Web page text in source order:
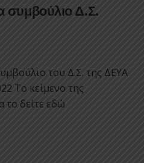
συμβούλιο Δ.Σ.
του Δ.Σ. της ΔΕΥΑ
Το κείμενο της
το δείτε εδώ